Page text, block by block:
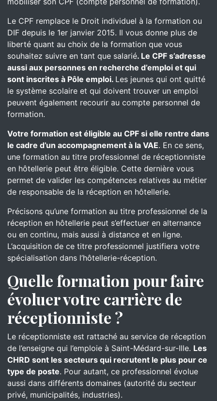
Le CPF remplace le Droit individuel à la formation ou
DIF depuis le 1er janvier 2015. Il vous donne plus de
liberté quant au choix de la formation que vous
souhaitez suivre en tant que salarié. Le CPF s’adresse
aussi aux personnes en recherche d’emploi et qui
sont inscrites à Pôle emploi. Les jeunes qui ont quitté
le système scolaire et qui doivent trouver un emploi
peuvent également recourir au compte personnel de
formation.
Votre formation est éligible au CPF si elle rentre dans
le cadre d’un accompagnement à la VAE. En ce sens,
une formation au titre professionnel de réceptionniste
en hôtellerie peut être éligible. Cette dernière vous
permet de valider les compétences relatives au métier
de responsable de la réception en hôtellerie.
Précisons qu’une formation au titre professionnel de la
réception en hôtellerie peut s’effectuer en alternance
ou en continu, mais aussi à distance et en ligne.
L’acquisition de ce titre professionnel justifiera votre
spécialisation dans l’hôtellerie-réception.
Quelle formation pour faire
évoluer votre carrière de
réceptionniste ?
Le réceptionniste est rattaché au service de réception
de l’enseigne qui l’emploie à Saint-Médard-sur-Ille. Les
CHRD sont les secteurs qui recrutent le plus pour ce
type de poste. Pour autant, ce professionnel évolue
aussi dans différents domaines (autorité du secteur
privé, municipalités, industries).